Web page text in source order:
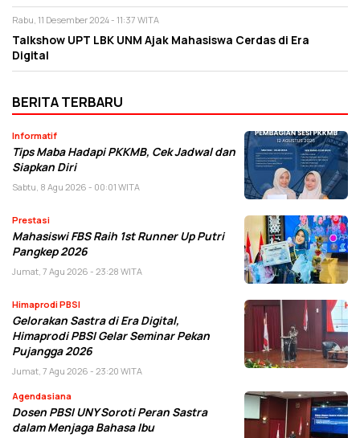
Rabu, 11 Desember 2024 - 11:37 WITA
Talkshow UPT LBK UNM Ajak Mahasiswa Cerdas di Era
Digital
BERITA TERBARU
Informatif
Tips Maba Hadapi PKKMB, Cek Jadwal dan
Siapkan Diri
Sabtu, 8 Agu 2026 - 00:01 WITA
Prestasi
Mahasiswi FBS Raih 1st Runner Up Putri
Pangkep 2026
Jumat, 7 Agu 2026 - 23:28 WITA
Himaprodi PBSI
Gelorakan Sastra di Era Digital,
Himaprodi PBSI Gelar Seminar Pekan
Pujangga 2026
Jumat, 7 Agu 2026 - 23:20 WITA
Agendasiana
Dosen PBSI UNY Soroti Peran Sastra
dalam Menjaga Bahasa Ibu